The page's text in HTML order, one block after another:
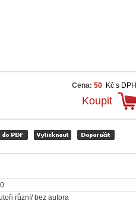
Cena: 50 Kč s DPH
Koupit
různí/ bez autora